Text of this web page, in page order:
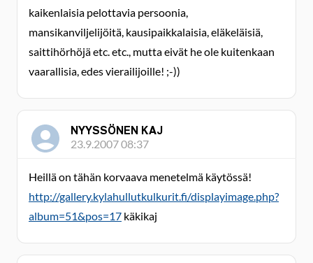
kaikenlaisia pelottavia persoonia,
mansikanviljelijöitä, kausipaikkalaisia, eläkeläisiä,
saittihörhöjä etc. etc., mutta eivät he ole kuitenkaan
vaarallisia, edes vierailijoille! ;-))
NYYSSÖNEN KAJ
23.9.2007 08:37
Heillä on tähän korvaava menetelmä käytössä!
http://gallery.kylahullutkulkurit.fi/displayimage.php?
album=51&pos=17 käkikaj